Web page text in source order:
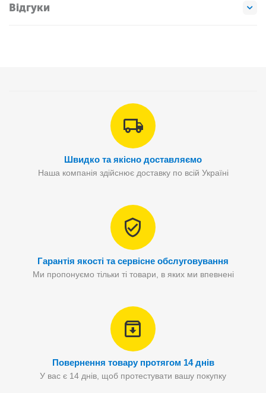
Відгуки
Швидко та якісно доставляємо
Наша компанія здійснює доставку по всій Україні
Гарантія якості та сервісне обслуговування
Ми пропонуємо тільки ті товари, в яких ми впевнені
Повернення товару протягом 14 днів
У вас є 14 днів, щоб протестувати вашу покупку